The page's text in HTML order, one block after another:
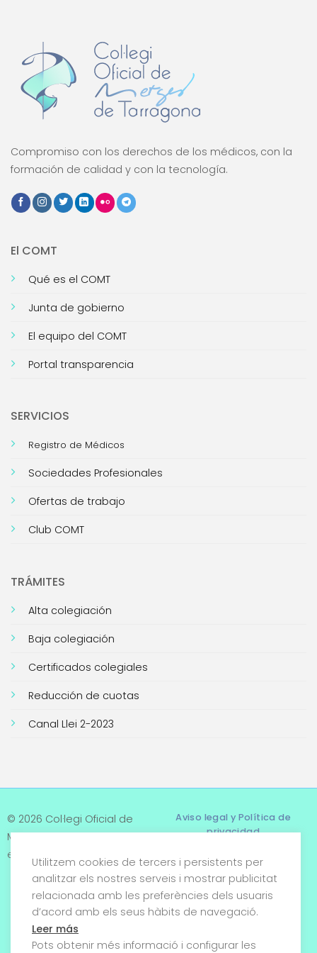
Compromiso con los derechos de los médicos, con la
formación de calidad y con la tecnología.
El COMT
Qué es el COMT
Junta de gobierno
El equipo del COMT
Portal transparencia
SERVICIOS
Registro de Médicos
Sociedades Profesionales
Ofertas de trabajo
Club COMT
TRÁMITES
Alta colegiación
Baja colegiación
Certificados colegiales
Reducción de cuotas
Canal Llei 2-2023
© 2026 Col·legi Oficial de
Metges de Tarragona. Tots
els drets reservats
Aviso legal y Política de
privacidad
Términos y condiciones
Política de cookies
Utilitzem cookies de tercers i persistents per
analitzar els nostres serveis i mostrar publicitat
relacionada amb les preferències dels usuaris
d’acord amb els seus hàbits de navegació.
Leer más
Pots obtenir més informació i configurar les